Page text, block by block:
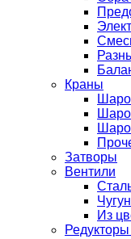
Краны
Затворы
Вентили
Из